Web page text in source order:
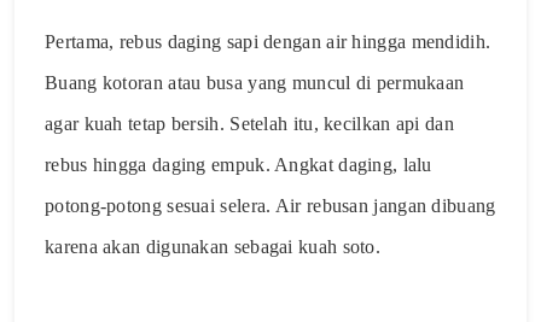
Pertama, rebus daging sapi dengan air hingga mendidih.
Buang kotoran atau busa yang muncul di permukaan
agar kuah tetap bersih. Setelah itu, kecilkan api dan
rebus hingga daging empuk. Angkat daging, lalu
potong-potong sesuai selera. Air rebusan jangan dibuang
karena akan digunakan sebagai kuah soto.